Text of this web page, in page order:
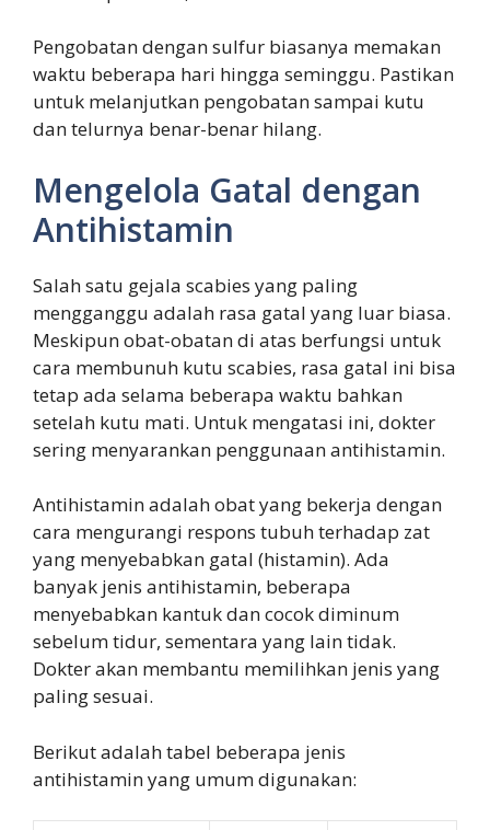
Pengobatan dengan sulfur biasanya memakan
waktu beberapa hari hingga seminggu. Pastikan
untuk melanjutkan pengobatan sampai kutu
dan telurnya benar-benar hilang.
Mengelola Gatal dengan
Antihistamin
Salah satu gejala scabies yang paling
mengganggu adalah rasa gatal yang luar biasa.
Meskipun obat-obatan di atas berfungsi untuk
cara membunuh kutu scabies, rasa gatal ini bisa
tetap ada selama beberapa waktu bahkan
setelah kutu mati. Untuk mengatasi ini, dokter
sering menyarankan penggunaan antihistamin.
Antihistamin adalah obat yang bekerja dengan
cara mengurangi respons tubuh terhadap zat
yang menyebabkan gatal (histamin). Ada
banyak jenis antihistamin, beberapa
menyebabkan kantuk dan cocok diminum
sebelum tidur, sementara yang lain tidak.
Dokter akan membantu memilihkan jenis yang
paling sesuai.
Berikut adalah tabel beberapa jenis
antihistamin yang umum digunakan: